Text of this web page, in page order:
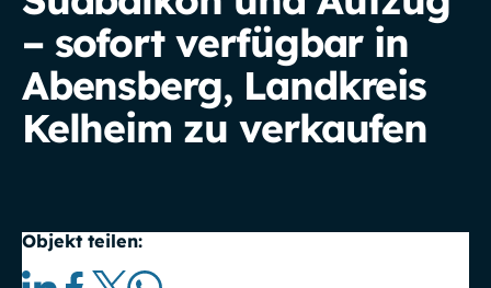
– sofort verfügbar in
Abensberg, Landkreis
Kelheim zu verkaufen
Objekt teilen: